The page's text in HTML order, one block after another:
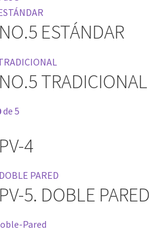
ESTÁNDAR
TRADICIONAL
de 5
4
5. DOBLE PARED